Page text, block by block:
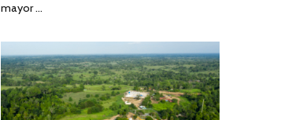
mayor …